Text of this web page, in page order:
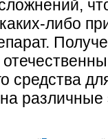
либо
средства
различные